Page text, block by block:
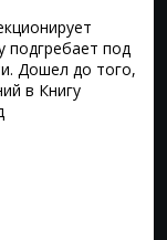
подгребает под
Дошел до того,
в Книгу